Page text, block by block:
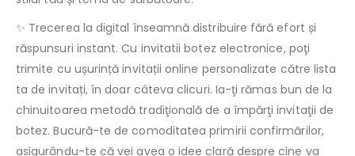
✨ Trecerea la digital înseamnă distribuire fără efort și
răspunsuri instant. Cu invitatii botez electronice, poţi
trimite cu ușurință invitații online personalizate către lista
ta de invitați, în doar câteva clicuri. Ia-ţi rămas bun de la
chinuitoarea metodă tradiţională de a împărţi invitaţii de
botez. Bucură-te de comoditatea primirii confirmărilor,
asigurându-te că vei avea o idee clară despre cine va